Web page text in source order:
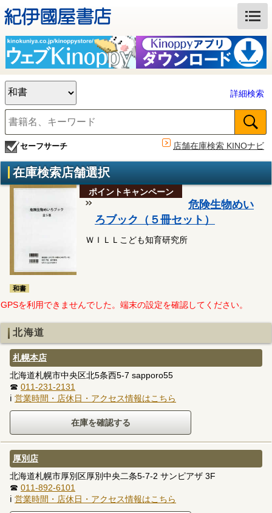
詳細検索
セーフサーチ 店舗在庫検索 KINOナビ
在庫検索店舗選択
和書
ポイントキャンペーン
危険生物めい
ろブック（５冊セット）
ＷＩＬＬこども知育研究所
GPSを利用できませんでした。端末の設定を確認してください。
北海道
札幌本店
北海道札幌市中央区北5条西5-7 sapporo55
☎ 011-231-2131
ℹ 営業時間・店休日・アクセス情報はこちら
厚別店
北海道札幌市厚別区厚別中央二条5-7-2 サンピアザ 3F
☎ 011-892-6101
ℹ 営業時間・店休日・アクセス情報はこちら